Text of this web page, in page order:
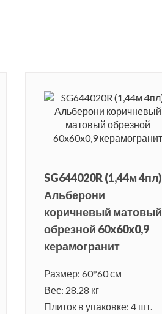
SG644020R (1,44м 4пл)
Альберони
коричневый матовый
обрезной 60x60x0,9
керамогранит
Размер: 60*60 см
Вес: 28.28 кг
Плиток в упаковке: 4 шт.